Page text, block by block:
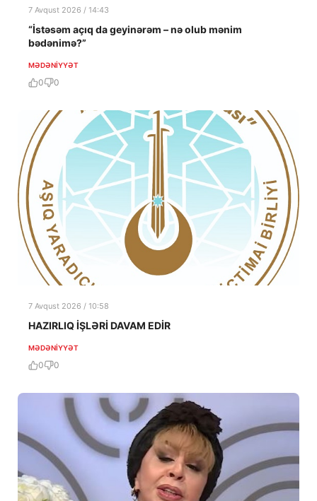
7 Avqust 2026 / 14:43
“İstəsəm açıq da geyinərəm – nə olub mənim
bədənimə?”
MƏDƏNIYYƏT
0 0
7 Avqust 2026 / 10:58
HAZIRLIQ İŞLƏRİ DAVAM EDİR
MƏDƏNIYYƏT
0 0